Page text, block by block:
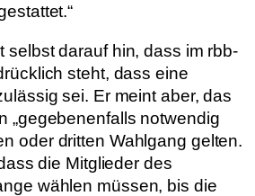
selbst darauf hin, dass im rbb-
steht, dass eine
sei. Er meint aber, das
„gegebenenfalls notwendig
oder dritten Wahlgang gelten.
die Mitglieder des
wählen müssen, bis die